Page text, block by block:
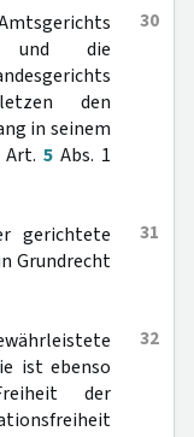
30
und die
den
in seinem
Art. 5Abs. 1
31
gerichtete
Grundrecht
32
ist ebenso
der